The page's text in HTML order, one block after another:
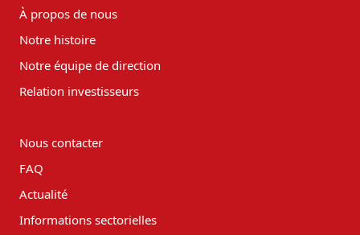
À propos de nous
Notre histoire
Notre équipe de direction
Relation investisseurs
Nous contacter
FAQ
Actualité
Informations sectorielles